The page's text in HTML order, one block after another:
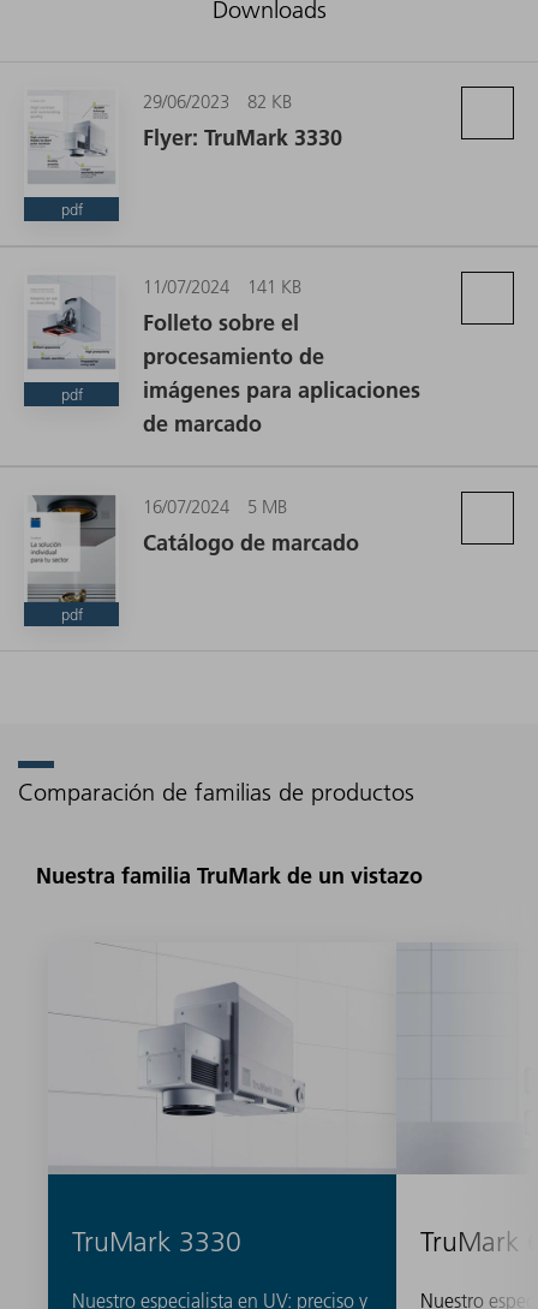
Downloads
pdf
29/06/2023 82 KB
Flyer: TruMark 3330
pdf
11/07/2024 141 KB
Folleto sobre el
procesamiento de
imágenes para aplicaciones
de marcado
pdf
16/07/2024 5 MB
Catálogo de marcado
Comparación de familias de productos
Nuestra familia TruMark de un vistazo
TruMark 3330
Nuestro especialista en UV: preciso y
TruMark
Nuestro